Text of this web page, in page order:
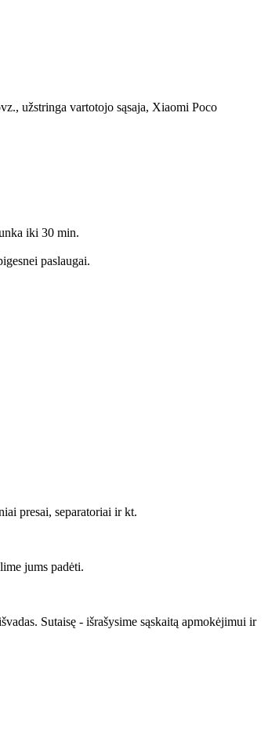
užstringa vartotojo sąsaja, Xiaomi Poco
iki 30 min.
paslaugai.
presai, separatoriai ir kt.
jums padėti.
Sutaisę - išrašysime sąskaitą apmokėjimui ir